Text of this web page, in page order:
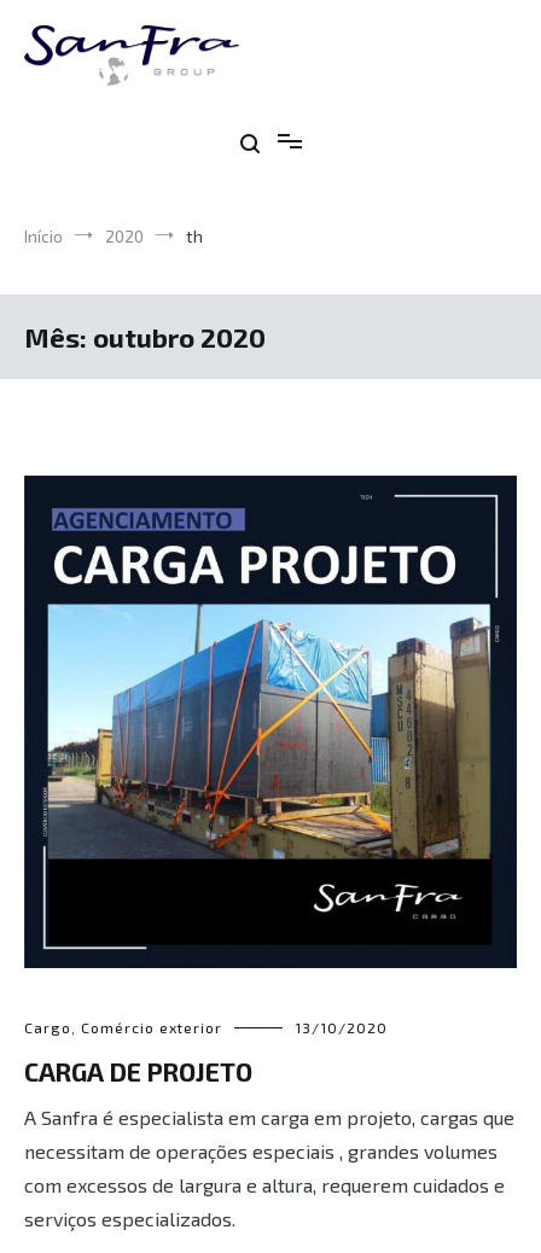
para
Início 2020 th
Mês: outubro 2020
Cargo Comércio exterior 13/10/2020
CARGA DE PROJETO
A Sanfra é especialista em carga em projeto, cargas que
necessitam de operações especiais , grandes volumes
com excessos de largura e altura, requerem cuidados e
serviços especializados.